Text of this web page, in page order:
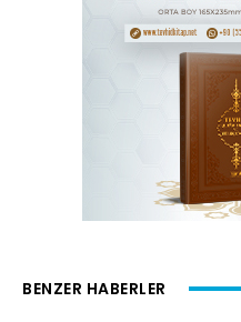
BENZER HABERLER